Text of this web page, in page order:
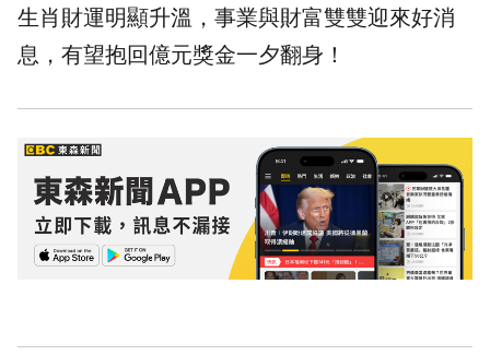
生肖財運明顯升溫，事業與財富雙雙迎來好消
息，有望抱回億元獎金一夕翻身！